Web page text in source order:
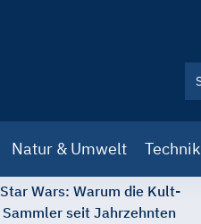
Natur & Umwelt Technik
Wars: Warum die Kult-
Sammler seit Jahrzehnten